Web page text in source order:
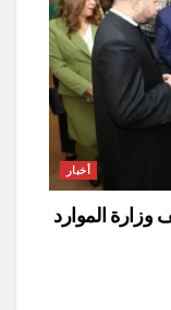
أخبار
وزارة الموارد